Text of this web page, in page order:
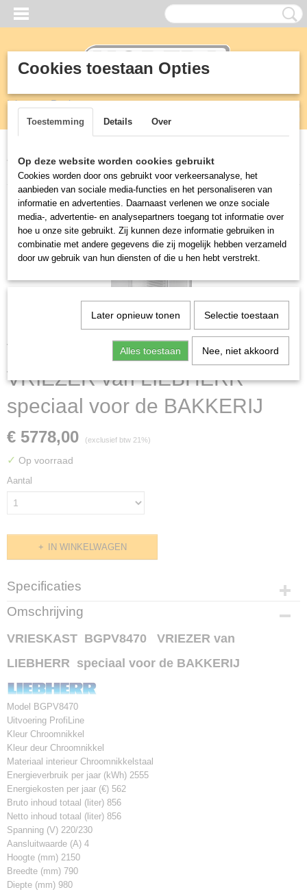
Inloggen Registreren
(0)
Home >Koeling>Liebherr Vrieskasten>VRIESKAST BGPV8470
VRIEZER van LIEBHERR speciaal voor de BAKKERIJ
VRIESKAST BGPV8470
VRIEZER van LIEBHERR
speciaal voor de BAKKERIJ
€ 5778,00 (exclusief btw 21%)
✓ Op voorraad
Aantal
IN WINKELWAGEN
Specificaties
Productcode
Omschrijving
VRIESKAST BGPV8470 VRIEZER van
LIEBHERR speciaal voor de BAKKERIJ
Model BGPV8470
Uitvoering ProfiLine
Kleur Chroomnikkel
Kleur deur Chroomnikkel
Materiaal interieur Chroomnikkelstaal
Energieverbruik per jaar (kWh) 2555
Energiekosten per jaar (€) 562
Bruto inhoud totaal (liter) 856
Netto inhoud totaal (liter) 856
Spanning (V) 220/230
Aansluitwaarde (A) 4
Hoogte (mm) 2150
Breedte (mm) 790
Diepte (mm) 980
Cookies toestaan Opties
Toestemming Details Over
Op deze website worden cookies gebruikt
Cookies worden door ons gebruikt voor verkeersanalyse, het
aanbieden van sociale media-functies en het personaliseren van
informatie en advertenties. Daarnaast verlenen we onze sociale
media-, advertentie- en analysepartners toegang tot informatie over
hoe u onze site gebruikt. Zij kunnen deze informatie gebruiken in
combinatie met andere gegevens die zij mogelijk hebben verzameld
door uw gebruik van hun diensten of die u hen hebt verstrekt.
Later opnieuw tonen Selectie toestaan
Alles toestaan Nee, niet akkoord